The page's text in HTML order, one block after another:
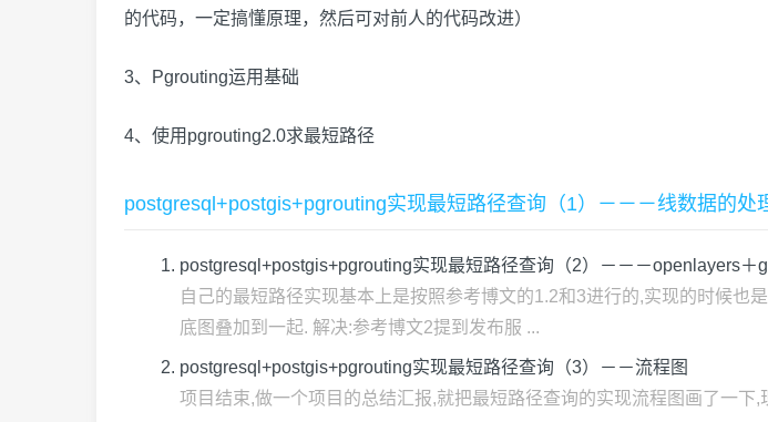
的代码，一定搞懂原理，然后可对前人的代码改进）
3、 Pgrouting运用基础
4、 使用pgrouting2.0求最短路径
postgresql+postgis+pgrouting实现最短路径查询（1）－－－线数据的处
postgresql+postgis+pgrouting实现最短路径查询（2）－－－openlayers＋
自己的最短路径实现基本上是按照参考博文的1.2和3进行的,实现的时候也
底图叠加到一起. 解决:参考博文2提到发布服 ...
postgresql+postgis+pgrouting实现最短路径查询（3）－－流程图
项目结束,做一个项目的总结汇报,就把最短路径查询的实现流程图画了一下,